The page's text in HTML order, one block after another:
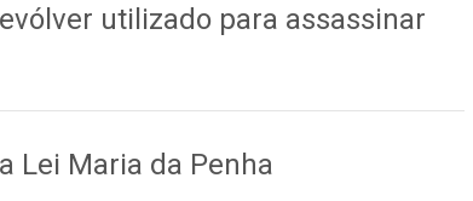
utilizado para assassinar
Lei Maria da Penha